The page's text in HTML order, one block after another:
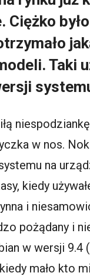
Taki
w nos.
na
kiedy
i
pożądany i
w wersji
mało kto